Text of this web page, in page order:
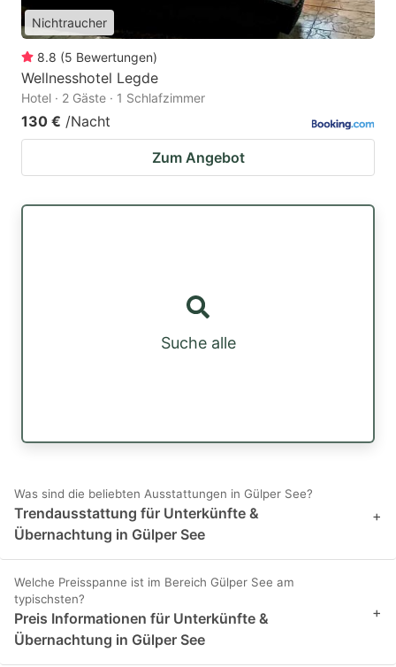
Nichtraucher
8.8 (5 Bewertungen)
Wellnesshotel Legde
Hotel · 2 Gäste · 1 Schlafzimmer
130 € /Nacht
Zum Angebot
Suche alle
Was sind die beliebten Ausstattungen in Gülper See?
Trendausstattung für Unterkünfte &
Übernachtung in Gülper See
+
Welche Preisspanne ist im Bereich Gülper See am
typischsten?
Preis Informationen für Unterkünfte &
Übernachtung in Gülper See
+